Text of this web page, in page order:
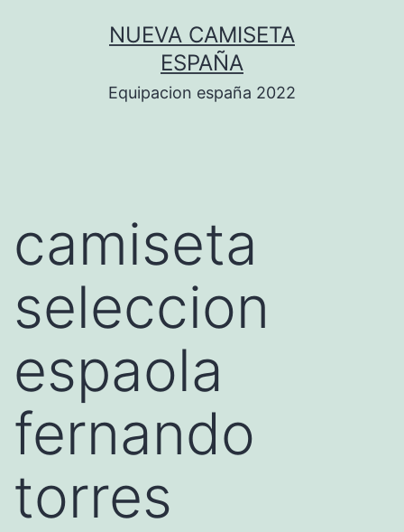
NUEVA CAMISETA
ESPAÑA
Equipacion españa 2022
camiseta
seleccion
espaola
fernando
torres